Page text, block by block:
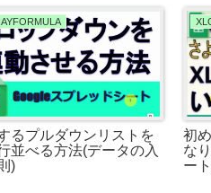
るプルダウンリストを
並べる方法(データの入
)
初
な
ー